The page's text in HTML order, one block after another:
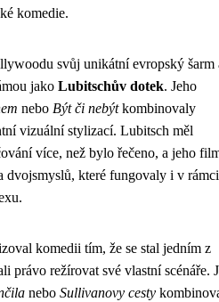
komedie.
svůj unikátní evropský šarm
jako Lubitschův dotek. Jeho
nebo Být či nebýtkombinovaly
vizuální stylizací. Lubitsch měl
více, než bylo řečeno, a jeho
dvojsmyslů, které fungovaly i v rámci
komedii tím, že se stal jedním z
právo režírovat své vlastní scénáře.
nebo Sullivanovy cesty